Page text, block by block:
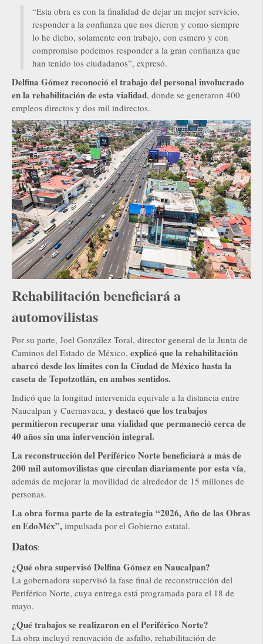
“Esta obra es con la finalidad de dejar un mejor servicio,
responder a la confianza que nos dieron y como siempre
lo he dicho, solamente con trabajo, con esmero y con
compromiso podemos responder a la gran confianza que
han tenido los ciudadanos”, expresó.
Delfina Gómez reconoció el trabajo del personal involucrado
en la rehabilitación de esta vialidad, donde se generaron 400
empleos directos y dos mil indirectos.
Rehabilitación beneficiará a
automovilistas
Por su parte, Joel González Toral, director general de la Junta de
Caminos del Estado de México, explicó que la rehabilitación
abarcó desde los límites con la Ciudad de México hasta la
caseta de Tepotzotlán, en ambos sentidos.
Indicó que la longitud intervenida equivale a la distancia entre
Naucalpan y Cuernavaca, y destacó que los trabajos
permitieron recuperar una vialidad que permaneció cerca de
40 años sin una intervención integral.
La reconstrucción del Periférico Norte beneficiará a más de
200 mil automovilistas que circulan diariamente por esta vía,
además de mejorar la movilidad de alrededor de 15 millones de
personas.
La obra forma parte de la estrategia “2026, Año de las Obras
en EdoMéx”, impulsada por el Gobierno estatal.
Datos:
¿Qué obra supervisó Delfina Gómez en Naucalpan?
La gobernadora supervisó la fase final de reconstrucción del
Periférico Norte, cuya entrega está programada para el 18 de
mayo.
¿Qué trabajos se realizaron en el Periférico Norte?
La obra incluyó renovación de asfalto, rehabilitación de